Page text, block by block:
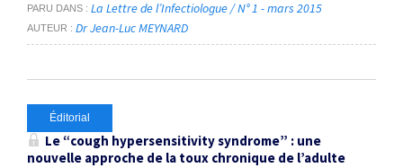
PARU DANS La Lettre de l’Infectiologue / N° 1 - mars 2015
AUTEUR Dr Jean-Luc MEYNARD
Éditorial
Le“cough hypersensitivity syndrome” : une
nouvelle approche de la toux chronique de l’adulte